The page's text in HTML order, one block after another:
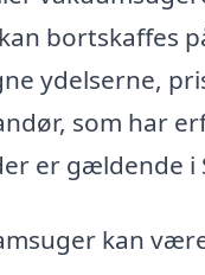
bortskaffes
ydelserne,
som har
er gældende i
kan